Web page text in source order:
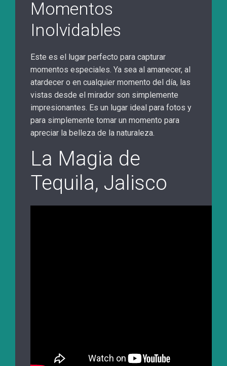
Momentos
Inolvidables
Este es el lugar perfecto para capturar
momentos especiales. Ya sea al amanecer, al
atardecer o en cualquier momento del día, las
vistas desde el mirador son simplemente
impresionantes. Es un lugar ideal para fotos y
para simplemente tomar un momento para
apreciar la belleza de la naturaleza.
La Magia de
Tequila, Jalisco